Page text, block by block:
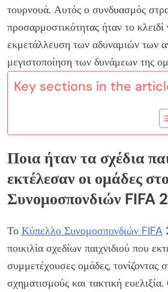
τουρνουά. Αυτός ο συνδυασμός
προσαρμοστικότητας ήταν το κλειδί
εκμετάλλευση των αδυναμιών των
μεγιστοποίηση των δυνάμεων της
Key sections in the
Ποια ήταν τα σχέδια
εκτέλεσαν οι ομάδες
Συνομοσπονδιών FIFA
Το Κύπελλο Συνομοσπονδιών FIFA
ποικιλία σχεδίων παιχνιδιού που
συμμετέχουσες ομάδες, τονίζοντας
σχηματισμούς και τακτική